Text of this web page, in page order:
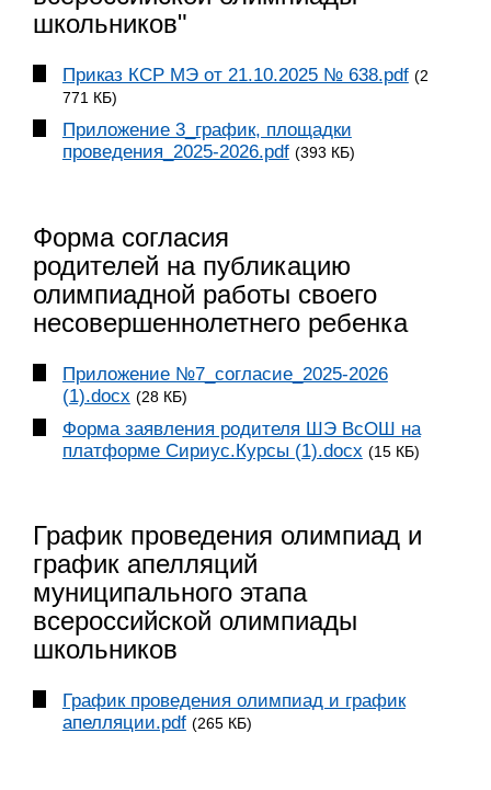
школьников"
Приказ КСР МЭ от 21.10.2025 № 638.pdf (2
771 КБ)
Приложение 3_график, площадки
проведения_2025-2026.pdf (393 КБ)
Форма согласия
родителей на публикацию
олимпиадной работы своего
несовершеннолетнего ребенка
Приложение №7_согласие_2025-2026
(1).docx (28 КБ)
Форма заявления родителя ШЭ ВсОШ на
платформе Сириус.Курсы (1).docx (15 КБ)
График проведения олимпиад и
график апелляций
муниципального этапа
всероссийской олимпиады
школьников
График проведения олимпиад и график
апелляции.pdf (265 КБ)